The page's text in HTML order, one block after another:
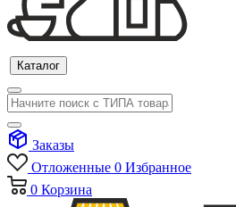
Каталог
Заказы
Отложенные 0 Избранное
0 Корзина